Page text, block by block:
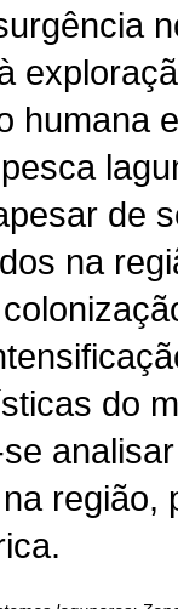
humana
de
na
do
região,